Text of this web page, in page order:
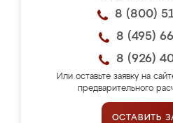
8 (800)
8 (495)
8 (926)
Или оставьте заявку на
предварительного
ОСТАВИТЬ